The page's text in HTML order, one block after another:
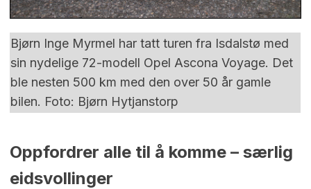
Bjørn Inge Myrmel har tatt turen fra Isdalstø med
sin nydelige 72-modell Opel Ascona Voyage. Det
ble nesten 500 km med den over 50 år gamle
bilen. Foto: Bjørn Hytjanstorp
Oppfordrer alle til å komme – særlig
eidsvollinger